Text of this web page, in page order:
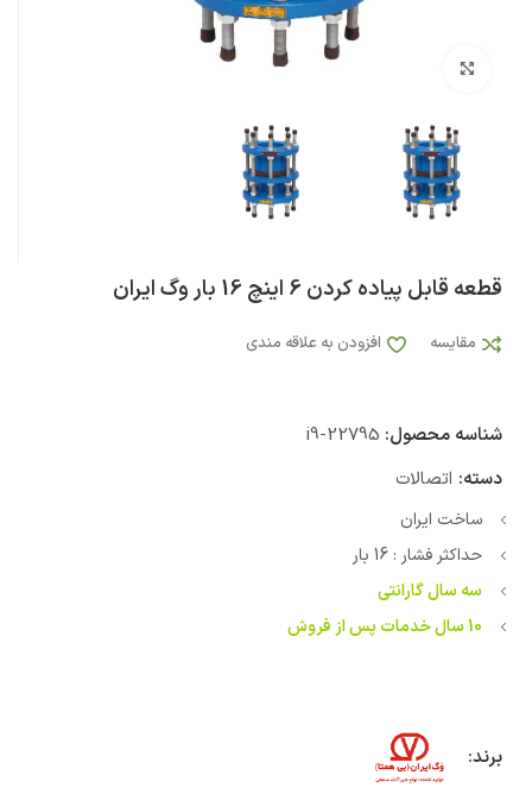
قطعه قابل پیاده کردن 6 اینچ 16 بار وگ ایران
مقایسه افزودن به علاقه مندی
شناسه محصول: i9-22795
دسته: اتصالات
ساخت ایران
حداکثر فشار : 16 بار
سه سال گارانتی
10 سال خدمات پس از فروش
برند: